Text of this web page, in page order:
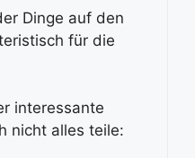
Dinge auf den
für die
interessante
nicht alles teile: